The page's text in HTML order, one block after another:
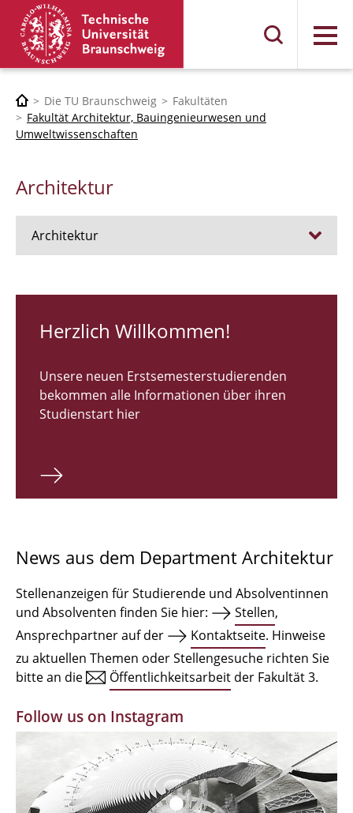
Menü
Die TU Braunschweig
Fakultäten
Fakultät Architektur, Bauingenieurwesen und
Umweltwissenschaften
Architektur
Architektur
RUNDGANG 26
Bachelor Architektur
Master Architektur
Qualifikationsprofil
Institute
Einrichtungen
Zeichensäle
MBW | Modellbauwerkstatt
Alumni | cloud club
Dokumente und Downloads
Herzlich Willkommen!
Unsere neuen Erstsemesterstudierenden
bekommen alle Informationen über ihren
Studienstart hier
News aus dem Department Architektur
Stellenanzeigen für Studierende und Absolventinnen
und Absolventen finden Sie hier:
Stellen,
Ansprechpartner auf der
Kontaktseite. Hinweise
zu aktuellen Themen oder Stellengesuche richten Sie
bitte an die
Öffentlichkeitsarbeit der Fakultät 3.
Follow us on Instagram